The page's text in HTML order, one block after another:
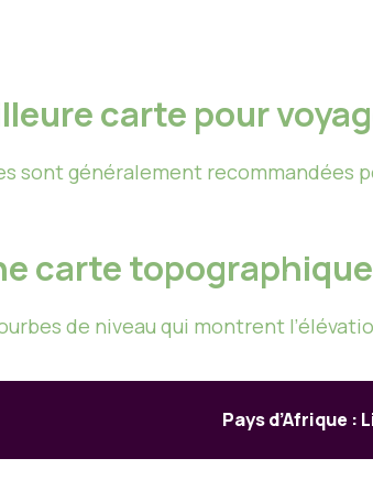
carte pour
sont généralement recommandées
carte
de niveau qui montrent
Pays d’Afrique :